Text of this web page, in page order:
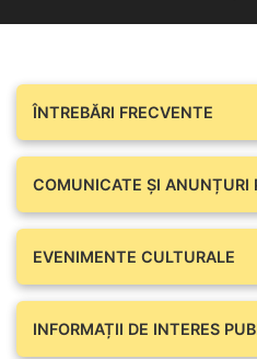
ÎNTREBĂRI FRECVENTE
COMUNICATE ŞI ANUNȚURI
EVENIMENTE CULTURALE
INFORMAȚII DE INTERES